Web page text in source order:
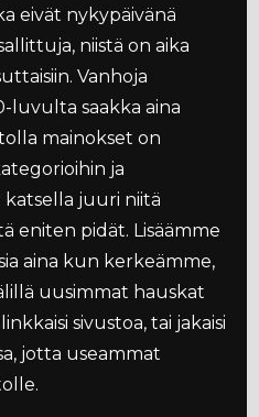
eivät nykypäivänä
niistä on aika
Vanhoja
luvulta saakka aina
mainokset on
ja
katsella juuri niitä
eniten pidät. Lisäämme
aina kun kerkeämme,
uusimmat hauskat
sivustoa, tai jakaisi
jotta useammat